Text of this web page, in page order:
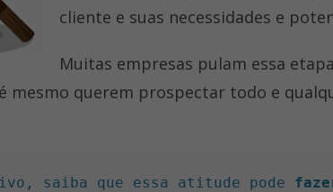
cliente e suas necessidades e
Muitas empresas pulam essa
mesmo querem prospectar todo e
saiba que essa atitude pode